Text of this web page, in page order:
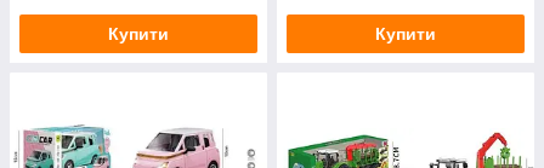
Купити Купити